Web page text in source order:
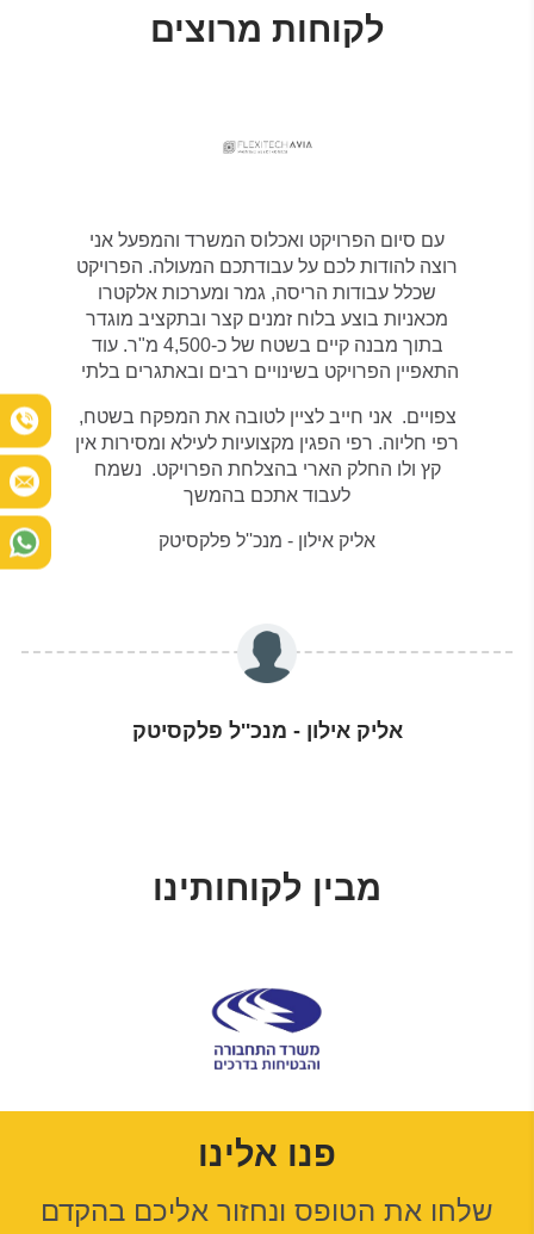
לקוחות מרוצים
עם סיום הפרויקט ואכלוס המשרד והמפעל אני
רוצה להודות לכם על עבודתכם המעולה. הפרויקט
שכלל עבודות הריסה, גמר ומערכות אלקטרו
מכאניות בוצע בלוח זמנים קצר ובתקציב מוגדר
בתוך מבנהקיים בשטח שלכ-4,500 מ"ר.עוד
התאפיין הפרויקט בשינויים רבים ובאתגרים בלתי
צפויים.אני חייבלצייןלטובהאת המפקח בשטח,
רפי חליוה. רפי הפגין מקצועיות לעילא ומסירות אין
קץ ולו החלק הארי בהצלחת הפרויקט. נשמח
לעבוד אתכם בהמשך
אליק אילון - מנכ''ל פלקסיטק
אליק אילון - מנכ''ל פלקסיטק
מבין לקוחותינו
פנו אלינו
שלחו את הטופס ונחזור אליכם בהקדם